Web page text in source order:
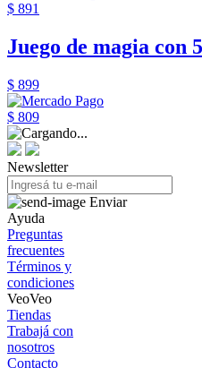
$ 891
Juego de magia con
$ 899
$ 809
Newsletter
Enviar
Ayuda
Preguntas
frecuentes
Términos y
condiciones
VeoVeo
Tiendas
Trabajá con
nosotros
Contacto